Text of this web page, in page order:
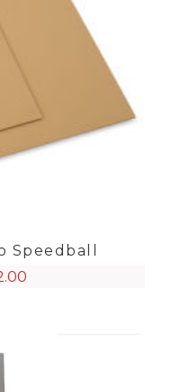
Speedball